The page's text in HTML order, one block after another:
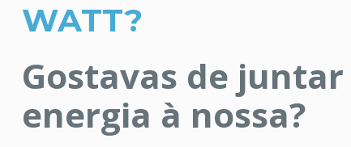
WATT?
Gostavas de
energia à nossa?